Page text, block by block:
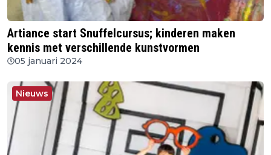
Artiance start Snuffelcursus; kinderen maken
kennis met verschillende kunstvormen
05 januari 2024
Nieuws